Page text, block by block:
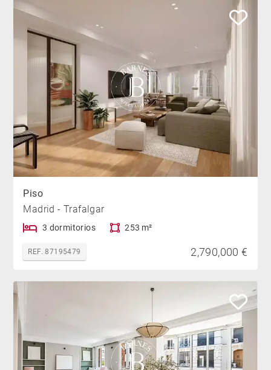
Piso
Madrid - Trafalgar
3 dormitorios 253 m²
REF. 87195479 2,790,000 €